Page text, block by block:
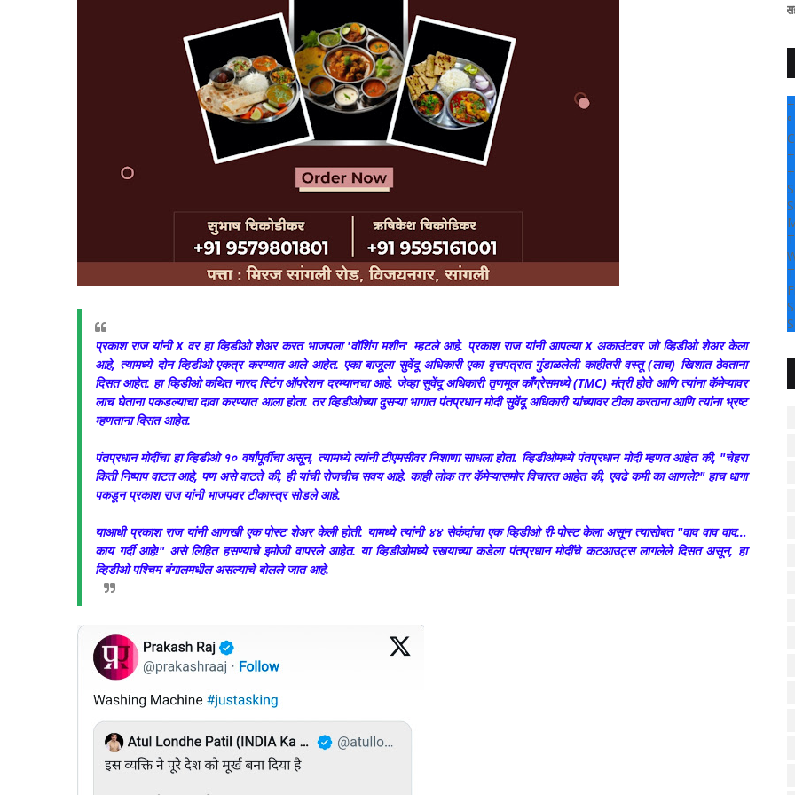
प्रकाश राज यांनी X वर हा व्हिडीओ शेअर करत भाजपला 'वॉशिंग मशीन' म्हटले आहे. प्रकाश राज यांनी आपल्या X अकाउंटवर जो व्हिडीओ शेअर केला
आहे, त्यामध्ये दोन व्हिडीओ एकत्र करण्यात आले आहेत. एका बाजूला सुवेंदू अधिकारी एका वृत्तपत्रात गुंडाळलेली काहीतरी वस्तू (लाच) खिशात ठेवताना
दिसत आहेत. हा व्हिडीओ कथित नारद स्टिंग ऑपरेशन दरम्यानचा आहे. जेव्हा सुवेंदू अधिकारी तृणमूल काँग्रेसमध्ये (TMC) मंत्री होते आणि त्यांना कॅमेऱ्यावर
लाच घेताना पकडल्याचा दावा करण्यात आला होता. तर व्हिडीओच्या दुसऱ्या भागात पंतप्रधान मोदी सुवेंदू अधिकारी यांच्यावर टीका करताना आणि त्यांना भ्रष्ट
म्हणताना दिसत आहेत.
पंतप्रधान मोदींचा हा व्हिडीओ १० वर्षांपूर्वीचा असून, त्यामध्ये त्यांनी टीएमसीवर निशाणा साधला होता. व्हिडीओमध्ये पंतप्रधान मोदी म्हणत आहेत की, "चेहरा
किती निष्पाप वाटत आहे, पण असे वाटते की, ही यांची रोजचीच सवय आहे. काही लोक तर कॅमेऱ्यासमोर विचारत आहेत की, एवढे कमी का आणले?" हाच धागा
पकडून प्रकाश राज यांनी भाजपवर टीकास्त्र सोडले आहे.
याआधी प्रकाश राज यांनी आणखी एक पोस्ट शेअर केली होती. यामध्ये त्यांनी ४४ सेकंदांचा एक व्हिडीओ री-पोस्ट केला असून त्यासोबत "वाव वाव वाव…
काय गर्दी आहे!" असे लिहित हसण्याचे इमोजी वापरले आहेत. या व्हिडीओमध्ये रस्त्याच्या कडेला पंतप्रधान मोदींचे कटआउट्स लागलेले दिसत असून, हा
व्हिडीओ पश्चिम बंगालमधील असल्याचे बोलले जात आहे.
" सांगली दर्पण न्यूज वर आपल्या सर्वांचे सहर्ष स्वागत..!"
+
°
C
+
+